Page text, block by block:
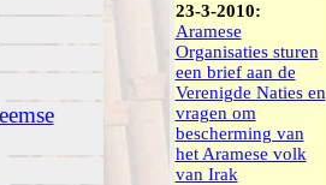
23-3-2010:
Aramese
Organisaties sturen
een brief aan de
Verenigde Naties en
vragen om
bescherming van
het Aramese volk
van Irak